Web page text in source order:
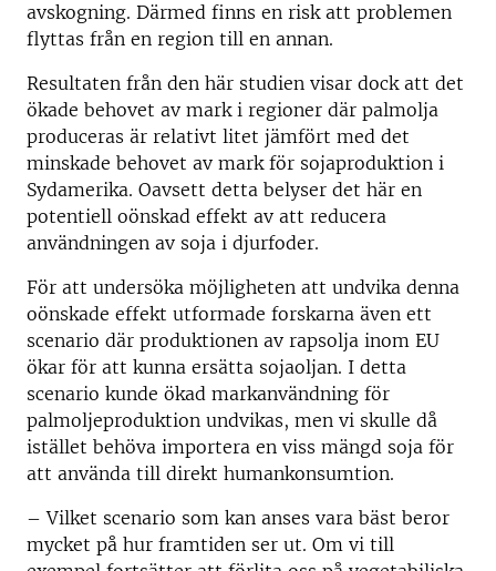
avskogning. Därmed finns en risk att problemen
flyttas från en region till en annan.
Resultaten från den här studien visar dock att det
ökade behovet av mark i regioner där palmolja
produceras är relativt litet jämfört med det
minskade behovet av mark för sojaproduktion i
Sydamerika. Oavsett detta belyser det här en
potentiell oönskad effekt av att reducera
användningen av soja i djurfoder.
För att undersöka möjligheten att undvika denna
oönskade effekt utformade forskarna även ett
scenario där produktionen av rapsolja inom EU
ökar för att kunna ersätta sojaoljan. I detta
scenario kunde ökad markanvändning för
palmoljeproduktion undvikas, men vi skulle då
istället behöva importera en viss mängd soja för
att använda till direkt humankonsumtion.
– Vilket scenario som kan anses vara bäst beror
mycket på hur framtiden ser ut. Om vi till